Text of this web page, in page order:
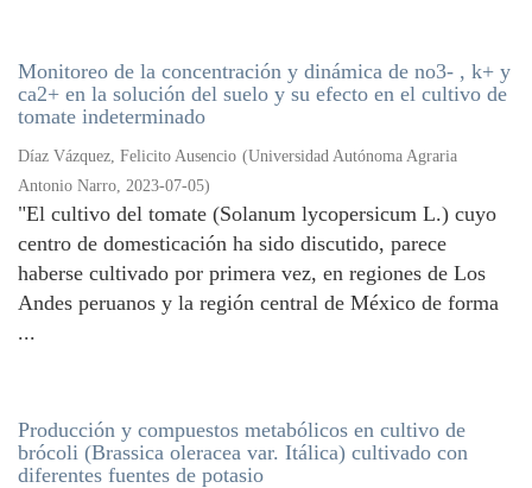
Monitoreo de la concentración y dinámica de no3- , k+ y
ca2+ en la solución del suelo y su efecto en el cultivo de
tomate indeterminado
Díaz Vázquez, Felicito Ausencio (Universidad Autónoma Agraria
Antonio Narro, 2023-07-05)
"El cultivo del tomate (Solanum lycopersicum L.) cuyo
centro de domesticación ha sido discutido, parece
haberse cultivado por primera vez, en regiones de Los
Andes peruanos y la región central de México de forma
...
Producción y compuestos metabólicos en cultivo de
brócoli (Brassica oleracea var. Itálica) cultivado con
diferentes fuentes de potasio